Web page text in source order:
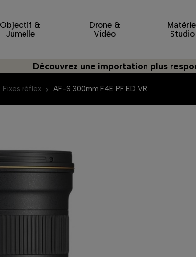
Objectif &
Jumelle
Drone &
Vidéo
Matériel
Studio
Découvrez une importation plus responsable
Fixes réflex AF-S 300mm F4E PF ED VR